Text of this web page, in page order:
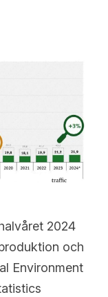
2024
och
Environment